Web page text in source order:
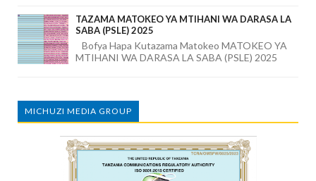
TAZAMA MATOKEO YA MTIHANI WA DARASA LA
SABA (PSLE) 2025
Bofya Hapa Kutazama Matokeo MATOKEO YA
MTIHANI WA DARASA LA SABA (PSLE) 2025
MICHUZI MEDIA GROUP